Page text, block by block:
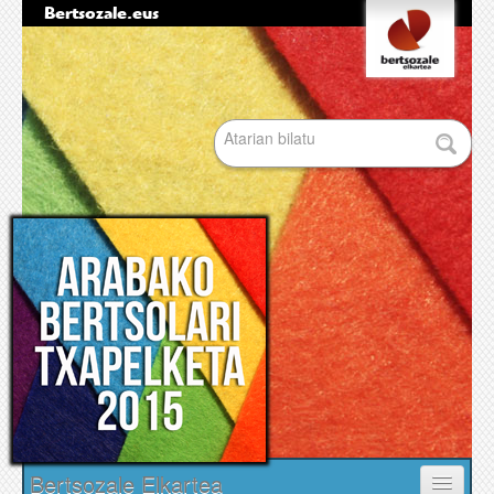
Bertsozale.eus
Edukira
salto
egin
|
Salto
egin
nabigazioara
Tresna
pertsonalak
Bilatu atarian
Bilaketa
aurreratua…
Nabigazioa
Bertsozale Elkartea